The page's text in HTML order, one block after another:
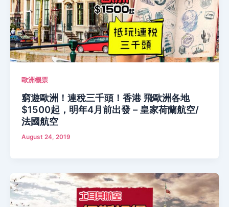
歐洲機票
窮遊歐洲！連稅三千頭！香港 飛歐洲各地
$1500起，明年4月前出發 – 皇家荷蘭航空/
法國航空
August 24, 2019